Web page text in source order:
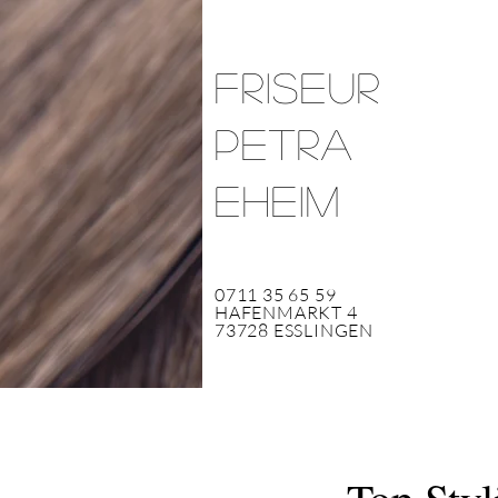
Friseur
Petra
Eheim
0711 35 65 59
HAFENMARKT 4
73728 ESSLINGEN